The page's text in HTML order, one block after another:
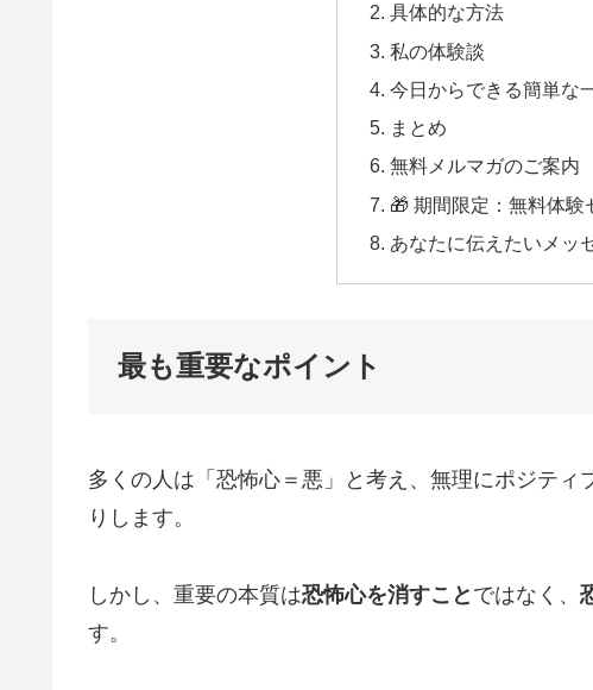
具体的な方法
私の体験談
今日からできる簡単な
まとめ
無料メルマガのご案内
🎁 期間限定：無料体験
あなたに伝えたいメッ
最も重要なポイント
多くの人は「恐怖心＝悪」と考え、無理にポジテ
りします。
しかし、重要の本質は恐怖心を消すこと ではなく、
す。